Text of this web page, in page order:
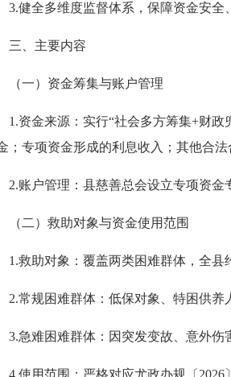
全多维度监督体系，保障资金安全
三、主要内容
一）资金筹集与账户管理
金来源：实行“社会多方筹集+财政
；专项资金形成的利息收入；其他合
户管理：县慈善总会设立专项资金专
二）救助对象与资金使用范围
助对象：覆盖两类困难群体，全县
规困难群体：低保对象、特困供养
难困难群体：因突发变故、意外伤
使用范围：严格对应尤政办规 〔